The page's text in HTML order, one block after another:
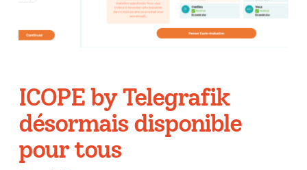
ICOPE by Telegrafik
désormais disponible
pour tous